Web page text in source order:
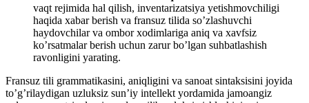
vaqt rejimida hal qilish, inventarizatsiya yetishmovchiligi
haqida xabar berish va fransuz tilida so’zlashuvchi
haydovchilar va ombor xodimlariga aniq va xavfsiz
ko’rsatmalar berish uchun zarur bo’lgan suhbatlashish
ravonligini yarating.
Fransuz tili grammatikasini, aniqligini va sanoat sintaksisini joyida
to’g’rilaydigan uzluksiz sun’iy intellekt yordamida jamoangiz